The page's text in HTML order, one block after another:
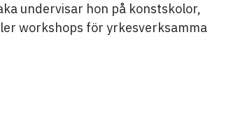
undervisar hon på konstskolor,
workshops för yrkesverksamma